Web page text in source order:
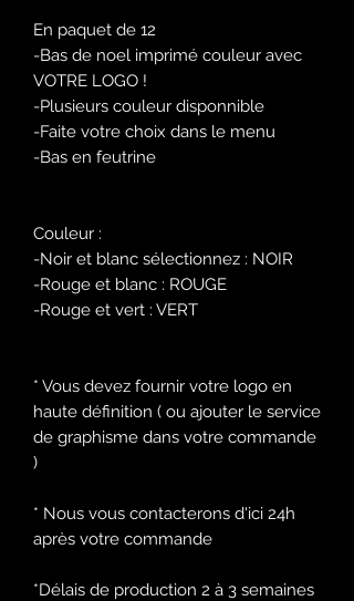
En paquet de 12
-Bas de noel imprimé couleur avec
VOTRE LOGO !
-Plusieurs couleur disponnible
-Faite votre choix dans le menu
-Bas en feutrine
Couleur :
-Noir et blanc sélectionnez : NOIR
-Rouge et blanc : ROUGE
-Rouge et vert : VERT
* Vous devez fournir votre logo en
haute définition ( ou ajouter le service
de graphisme dans votre commande
)
* Nous vous contacterons d'ici 24h
après votre commande
*Délais de production 2 à 3 semaines